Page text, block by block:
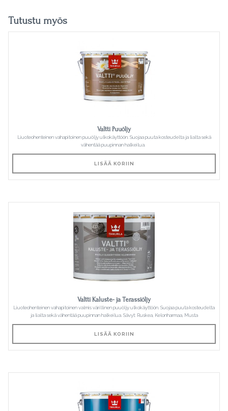
Tutustu myös
Valtti Puuöljy
Liuoteohenteinen vahapitoinen puuöljy ulkokäyttöön. Suojaa puuta kosteudelta ja lialta sekä
vähentää puupinnan halkeilua.
LISÄÄ KORIIN
Valtti Kaluste- ja Terassiöljy
Liuoteohenteinen vahapitoinen valmis värillinen puuöljy ulkokäyttöön. Suojaa puuta kosteudelta
ja lialta sekä vähentää puupinnan halkeilua. Sävyt: Ruskea, Kelonharmaa, Musta
LISÄÄ KORIIN